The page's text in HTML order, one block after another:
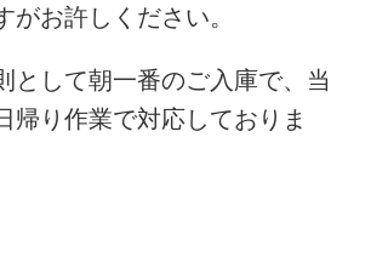
がお許しください。
として朝一番のご入庫で、当
帰り作業で対応しておりま